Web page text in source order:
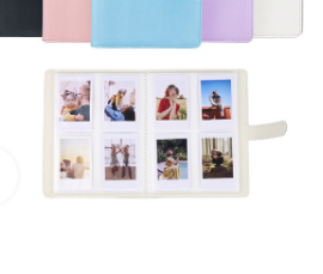
Clique para ampliar